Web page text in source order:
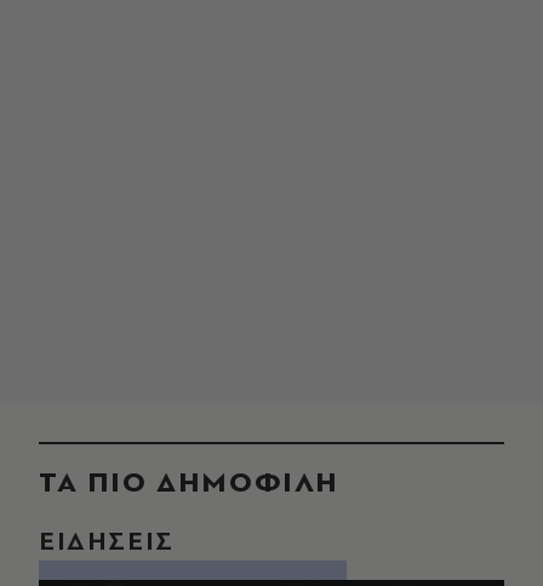
ΤΑ ΠΙΟ ΔΗΜΟΦΙΛΗ
ΕΙΔΗΣΕΙΣ